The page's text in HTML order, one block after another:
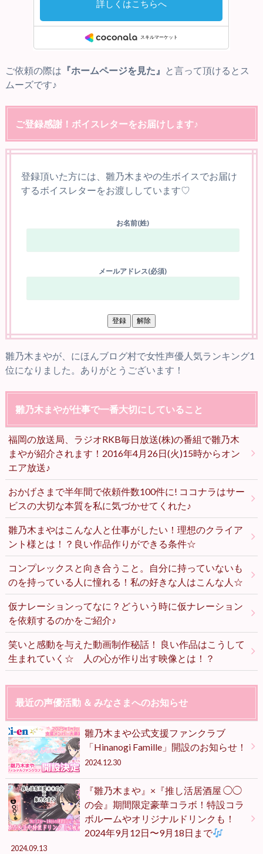
ご依頼の際は 『ホームページを見た』
と言って頂けるとス
ムーズです♪
ご登録感謝！ボイスレターをお届けします♪
登録頂いた方には、雛乃木まやの生ボイスでお届け
するボイスレターをお渡ししています♡
お名前(姓)
メールアドレス(必須)
雛乃木まやが、にほんブログ村で女性声優人気ランキング1
位になりました。ありがとうございます！
雛乃木まやが仕事で一番大切にしていること
福岡の放送局、ラジオRKB毎日放送(株)の番組で雛乃木
まやが紹介されます！2016年4月26日(火)15時からオン
エア放送♪
おかげさまで半年間で依頼件数100件に! ココナラはサー
ビスの大切な本質を私に気づかせてくれた♪
雛乃木まやはこんな人と仕事がしたい！理想のクライア
ント様とは！？良い作品作りができる条件☆
コンプレックスと向き合うこと。自分に持っていないも
のを持っている人に憧れる！私の好きな人はこんな人☆
仮ナレーションってなに？どういう時に仮ナレーション
を依頼するのかをご紹介♪
笑いと感動を与えた動画制作秘話！ 良い作品はこうして
生まれていく☆ 人の心が作り出す映像とは！？
最近の声優活動 ＆ みなさまへのお知らせ
雛乃木まや公式支援ファンクラブ
「Hinanogi Famille」開設のお知らせ！
2024.12.30
『雛乃木まや』×『推し活居酒屋 ◯◯
の会』期間限定豪華コラボ！特設コラ
ボルームやオリジナルドリンクも！
2024年9月12日〜9月18日まで
2024.09.13